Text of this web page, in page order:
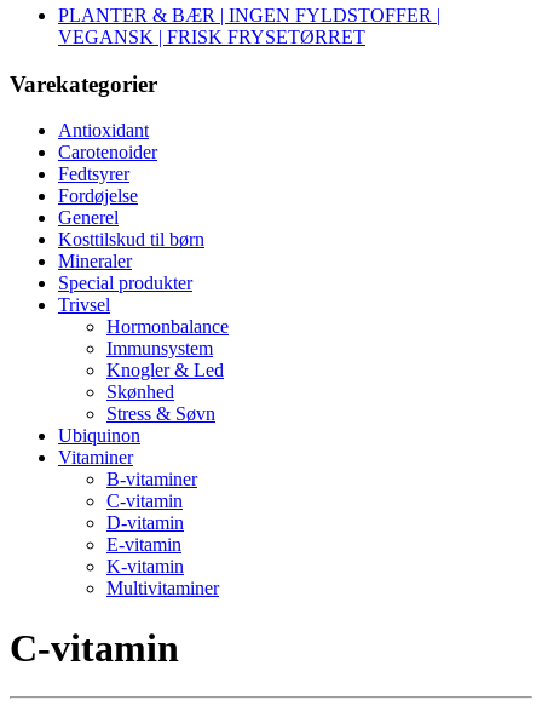
PLANTER & BÆR | INGEN FYLDSTOFFER |
VEGANSK | FRISK FRYSETØRRET
Varekategorier
Antioxidant
Carotenoider
Fedtsyrer
Fordøjelse
Generel
Kosttilskud til børn
Mineraler
Special produkter
Trivsel
Hormonbalance
Immunsystem
Knogler & Led
Skønhed
Stress & Søvn
Ubiquinon
Vitaminer
B-vitaminer
C-vitamin
D-vitamin
E-vitamin
K-vitamin
Multivitaminer
C-vitamin